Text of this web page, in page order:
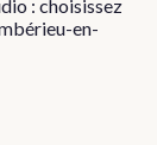
: choisissez
en-